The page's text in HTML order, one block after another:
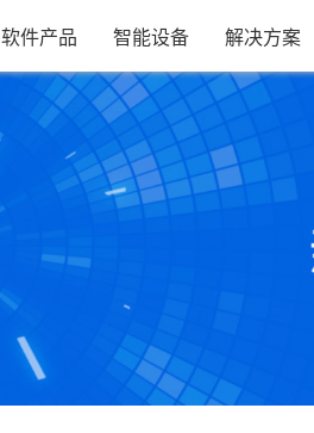
软件产品 智能设备 解决方案